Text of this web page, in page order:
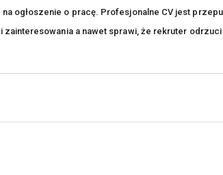
ogłoszenie o pracę. Profesjonalne CV jest
a nawet sprawi, że rekruter odrzuci